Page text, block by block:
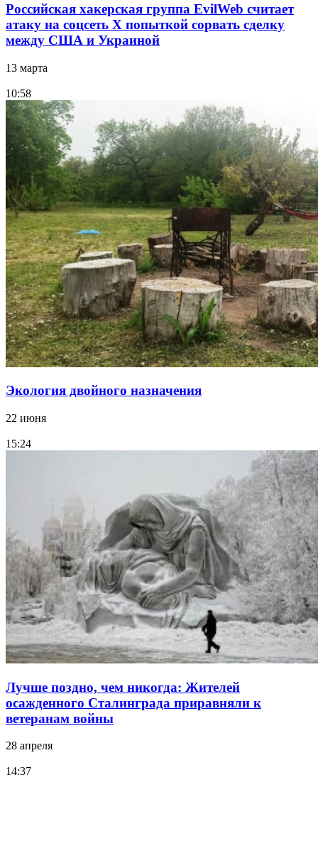
Российская хакерская группа EvilWeb считает
атаку на соцсеть Х попыткой сорвать сделку
между США и Украиной
13 марта
10:58
Экология двойного назначения
22 июня
15:24
Лучше поздно, чем никогда: Жителей
осажденного Сталинграда приравняли к
ветеранам войны
28 апреля
14:37